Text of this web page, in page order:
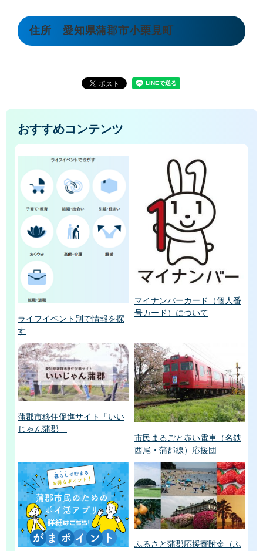
住所 愛知県蒲郡市小栗見町
おすすめコンテンツ
ライフイベント別で情報を探
す
マイナンバーカード（個人番
号カード）について
蒲郡市移住促進サイト「いい
じゃん蒲郡」
市民まるごと赤い電車（名鉄
西尾・蒲郡線）応援団
ふるさと蒲郡応援寄附金（ふ